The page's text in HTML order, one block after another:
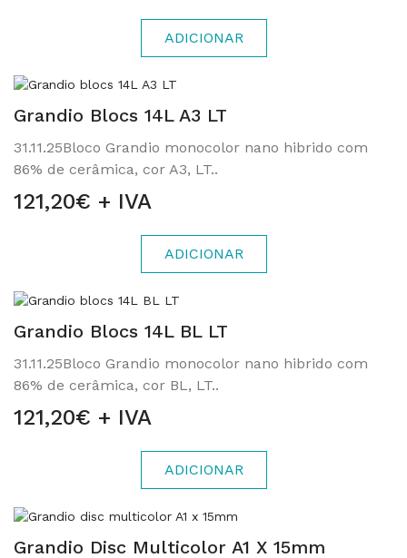
ADICIONAR
Grandio Blocs 14L A3 LT
31.11.25Bloco Grandio monocolor nano hibrido com
86% de cerâmica, cor A3, LT..
121,20€ + IVA
ADICIONAR
Grandio Blocs 14L BL LT
31.11.25Bloco Grandio monocolor nano hibrido com
86% de cerâmica, cor BL, LT..
121,20€ + IVA
ADICIONAR
Grandio Disc Multicolor A1 X 15mm